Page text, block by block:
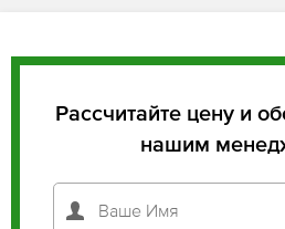
Рассчитайте цену и
нашим